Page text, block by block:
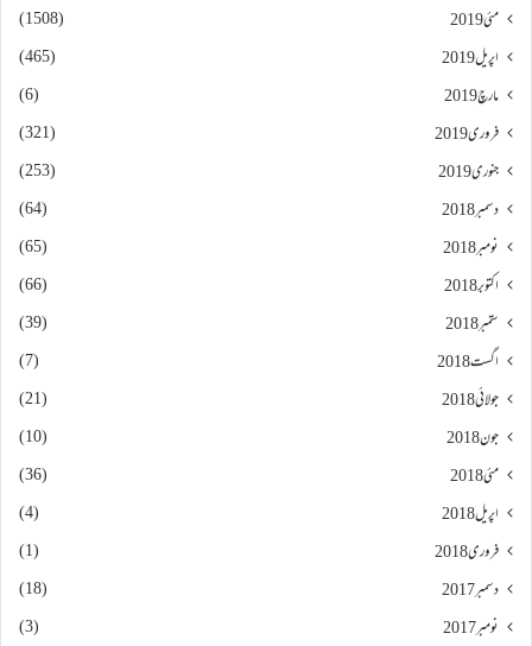
مئی 2019
(1508)
اپریل 2019
(465)
مارچ 2019
(6)
فروری 2019
(321)
جنوری 2019
(253)
دسمبر 2018
(64)
نومبر 2018
(65)
اکتوبر 2018
(66)
ستمبر 2018
(39)
اگست 2018
(7)
جولائی 2018
(21)
جون 2018
(10)
مئی 2018
(36)
اپریل 2018
(4)
فروری 2018
(1)
دسمبر 2017
(18)
نومبر 2017
(3)